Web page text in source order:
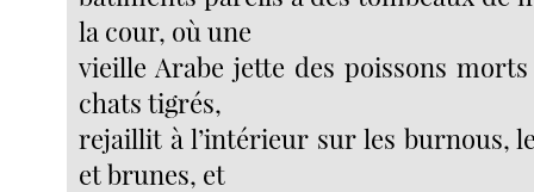
la cour, où une
vieille Arabe jette des poissons
chats tigrés,
rejaillit à l’intérieur sur les burnous,
et brunes, et